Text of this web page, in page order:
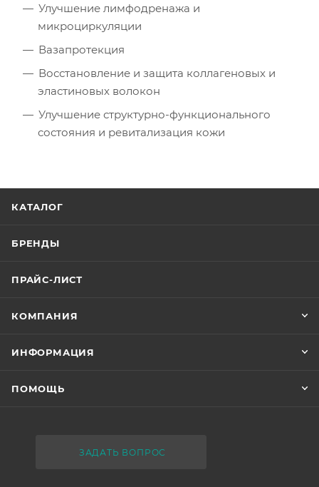
Улучшение лимфодренажа и
микроциркуляции
Вазапротекция
Восстановление и защита коллагеновых и
эластиновых волокон
Улучшение структурно-функционального
состояния и ревитализация кожи
КАТАЛОГ
БРЕНДЫ
ПРАЙС-ЛИСТ
КОМПАНИЯ
ИНФОРМАЦИЯ
ПОМОЩЬ
ЗАДАТЬ ВОПРОС